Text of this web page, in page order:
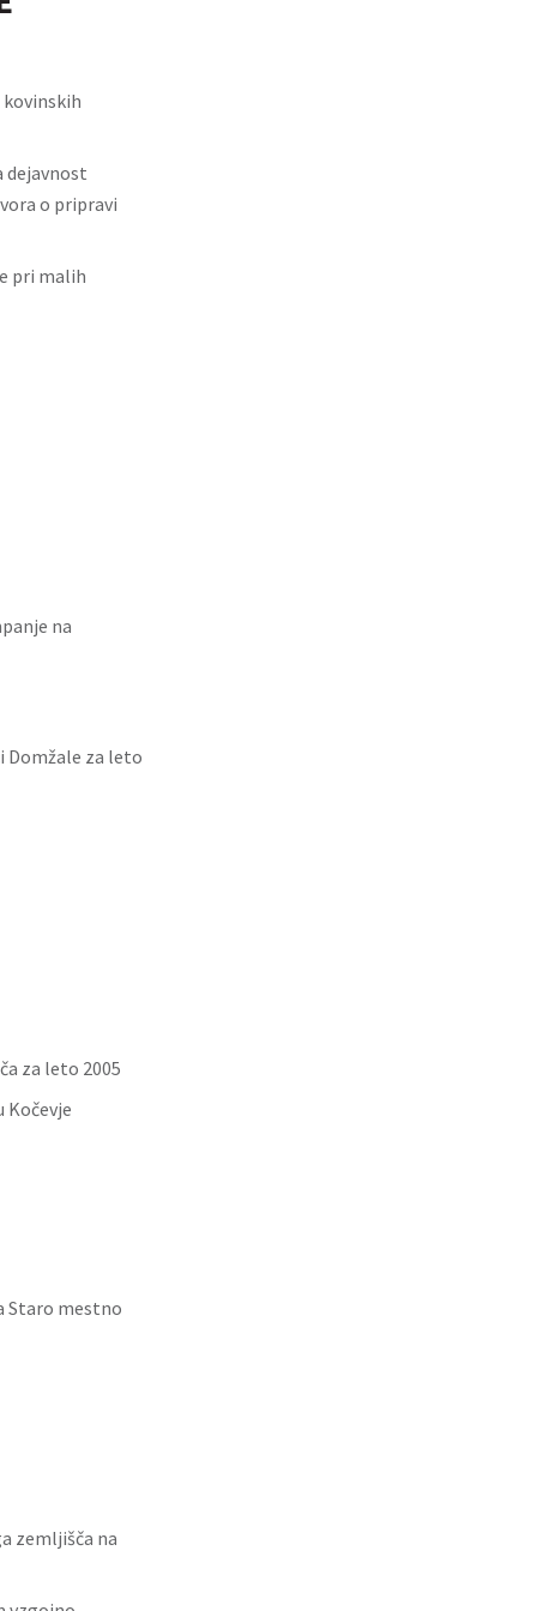
dejavnost
o pripravi
pri malih
na
Domžale za leto
za leto 2005
Staro mestno
zemljišča na